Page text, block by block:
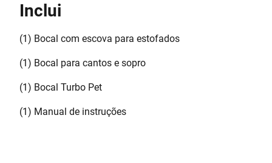
Inclui
(1) Bocal com escova para estofados
(1) Bocal para cantos e sopro
(1) Bocal Turbo Pet
(1) Manual de instruções